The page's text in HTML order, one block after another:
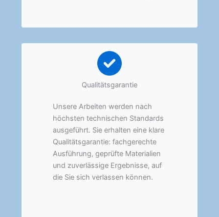
Qualitätsgarantie
Unsere Arbeiten werden nach
höchsten technischen Standards
ausgeführt. Sie erhalten eine klare
Qualitätsgarantie: fachgerechte
Ausführung, geprüfte Materialien
und zuverlässige Ergebnisse, auf
die Sie sich verlassen können.